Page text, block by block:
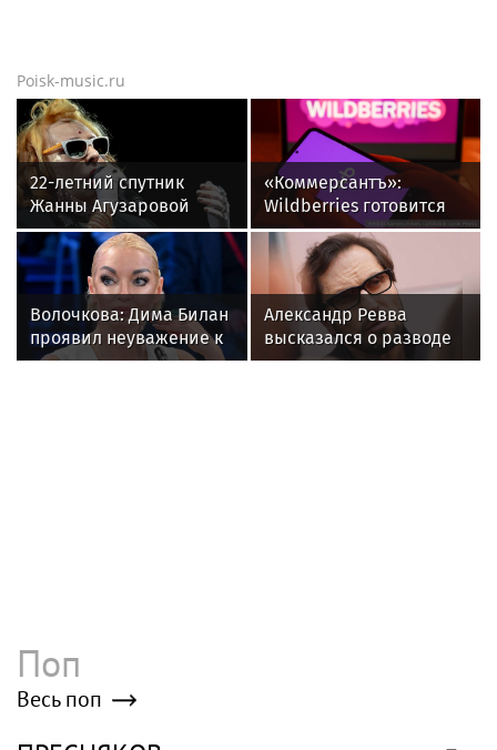
Любовь Успенская в
новостях
Дочь певицы Любови Успенской